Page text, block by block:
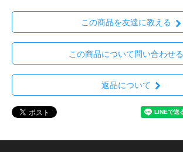
この商品を友達に教える
この商品について問い合わせる
返品について